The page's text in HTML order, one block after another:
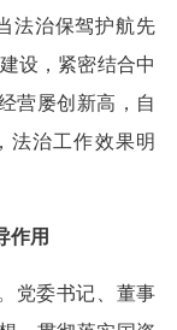
法治保驾护航先
设，紧密结合中
营屡创新高，自
法治工作效果明
作用
党委书记、董事